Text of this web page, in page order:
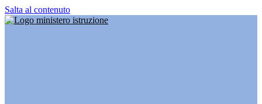
Salta al contenuto